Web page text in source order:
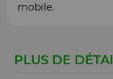
mobile.
PLUS DE